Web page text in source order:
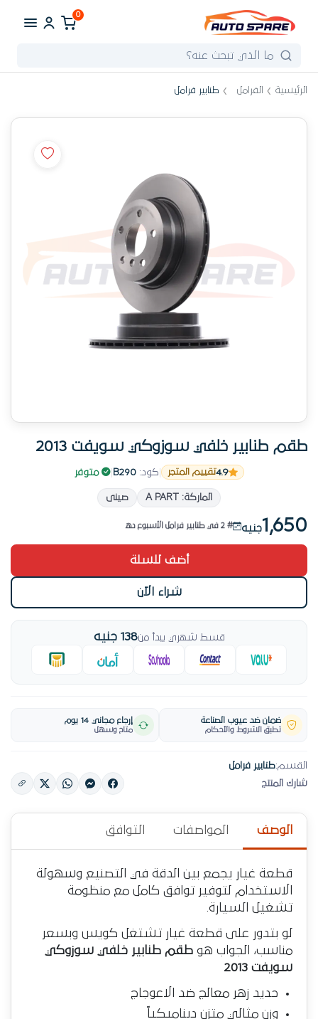
0
الرئيسية الفرامل طنابير فرامل
طقم طنابير خلفي سوزوكي سويفت 2013
4.9تقييم المتجر كود:B290
| متوفر
الماركة: A PART صينى
1,650جنيه
منتج جديد في طنابير فرامل
# 2 في طنابير فرامل الأسبوع ده
من منتجاتنا المميزة
الطلب بيزيد على المنتج ده
أضف للسلة
شراء الآن
قسط شهري يبدأ من138 جنيه
ضمان ضد عيوب الصناعة
تطبق الشروط والأحكام
إرجاع مجاني 14 يوم
متاح وسهل
القسم:طنابير فرامل
شارك المنتج
الوصف المواصفات التوافق
قطعة غيار يجمع بين الدقة في التصنيع وسهولة
الاستخدام لتوفير توافق كامل مع منظومة
تشغيل السيارة.
لو بتدور على قطعة غيار تشتغل كويس وبسعر
مناسب، الجواب هو طقم طنابير خلفي سوزوكي
سويفت 2013
حديد زهر معالج ضد الاعوجاج
وزن مثالي متزن ديناميكياً